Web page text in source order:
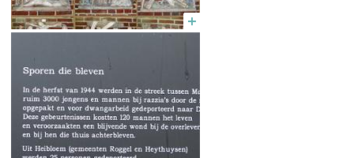
1952 werd als verklaring van het
glas-in-lood de vraag van de
dienen zoals Christus ons dat
geleerd heeft? Antwoord: Alles
geloven wat God ons heeft
geopenbaard; alles onderhouden
wat God ons bevolen heeft; de
genademiddelen gebruiken, die